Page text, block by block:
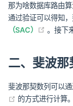
那为啥数据库路由
通过验证可以得知
（SAC）
。接下
二、斐波那
斐波那契数列可以
(opens new
的方式进行计算